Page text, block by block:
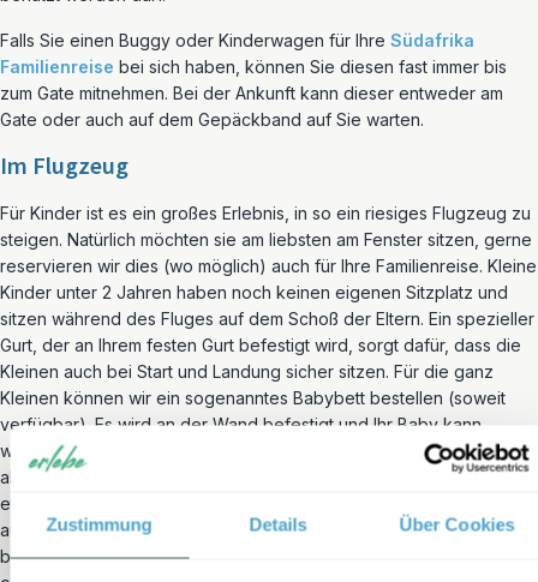
Zustimmung Details Über Cookies
Falls Sie einen Buggy oder Kinderwagen für Ihre Südafrika
Familienreise bei sich haben, können Sie diesen fast immer bis
zum Gate mitnehmen. Bei der Ankunft kann dieser entweder am
Gate oder auch auf dem Gepäckband auf Sie warten.
Im Flugzeug
Für Kinder ist es ein großes Erlebnis, in so ein riesiges Flugzeug zu
steigen. Natürlich möchten sie am liebsten am Fenster sitzen, gerne
reservieren wir dies (wo möglich) auch für Ihre Familienreise. Kleine
Kinder unter 2 Jahren haben noch keinen eigenen Sitzplatz und
sitzen während des Fluges auf dem Schoß der Eltern. Ein spezieller
Gurt, der an Ihrem festen Gurt befestigt wird, sorgt dafür, dass die
Kleinen auch bei Start und Landung sicher sitzen. Für die ganz
Kleinen können wir ein sogenanntes Babybett bestellen (soweit
verfügbar). Es wird an der Wand befestigt und Ihr Baby kann
während des Fluges schlafen. Fluggesellschaften schreiben hierfür
allerdings ein Maximalgewicht und -alter vor. Die Grenze liegt bei
etwa 10 Kilo und/oder einem Alter von 10 Monaten. Sie können
auch einen TÜV geprüften Auto-Kindersitz mitnehmen, dieser
benötigt dann einen eigenen Sitzplatz. Kindermahlzeiten werden